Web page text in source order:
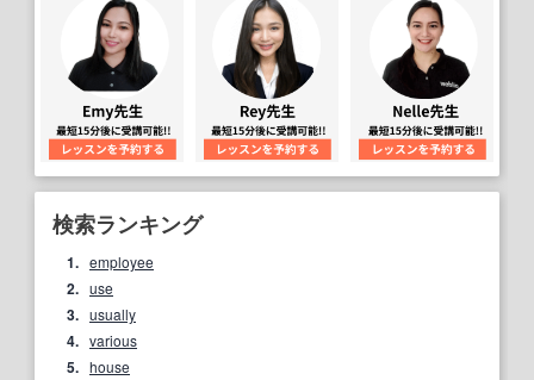
検索ランキング
1. employee
2. use
3. usually
4. various
5. house